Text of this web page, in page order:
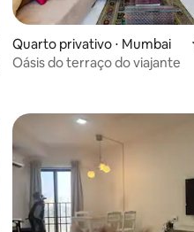
avaliação média de 5, 181
Quarto privativo ⋅ Mumbai
Oásis do terraço do viajante